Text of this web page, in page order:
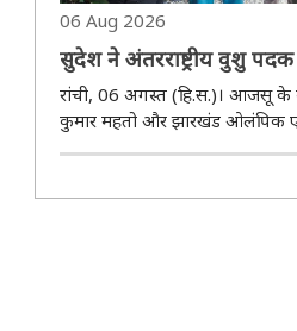
06 Aug 2026
सुदेश ने अंतरराष्ट्रीय वुशु
किया सम्मानित
रांची, 06 अगस्त (हि.स.)। आजसू के
कुमार महतो और झारखंड ओलंपिक
उपाध्यक्ष नेहा मेहता ने गुरुवार को
किया। उल्लेखनीय है कि 30 जुलाई ..